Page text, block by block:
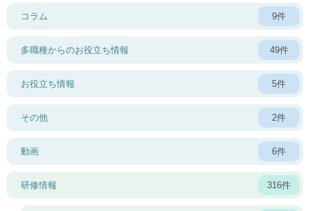
コラム 9件
多職種からのお役立ち情報 49件
お役立ち情報 5件
その他 2件
動画 6件
研修情報 316件